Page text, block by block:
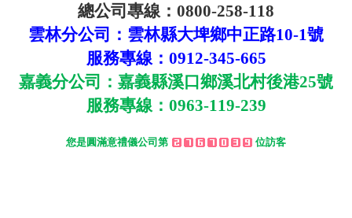
總公司專線： 0800-258-118
雲林分公司：雲林縣大埤鄉中正路10-1號
服務專線： 0912-345-665
嘉義分公司：嘉義縣溪口鄉溪北村後港25號
服務專線： 0963-119-239
您是圓滿意禮儀公司第 位訪客